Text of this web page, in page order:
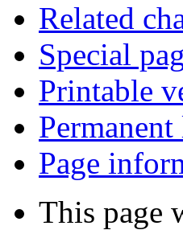
Related
Special
Printable
Page
This page